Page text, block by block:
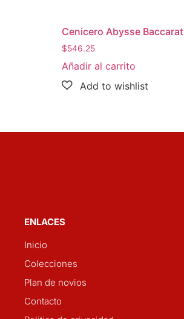
Cenicero Abysse Baccarat
$546.25
Añadir al carrito
ENLACES
Inicio
Colecciones
Plan de novios
Contacto